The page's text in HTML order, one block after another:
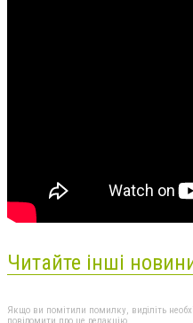
Читайте інші
Якщо ви помітили помилку, виділіть
повідомити про це редакцію